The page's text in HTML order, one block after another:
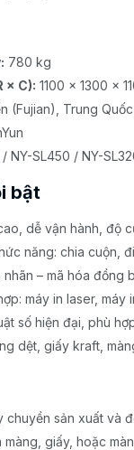
780 kg
× C): 1100 × 1300 ×
(Fujian), Trung Quốc
/ NY-SL450 / NY-
bật
dễ vận hành, độ
năng: chia cuộn,
nhãn – mã hóa
máy in laser,
số hiện đại, phù
dệt, giấy kraft,
chuyền sản xuất và
giấy, hoặc